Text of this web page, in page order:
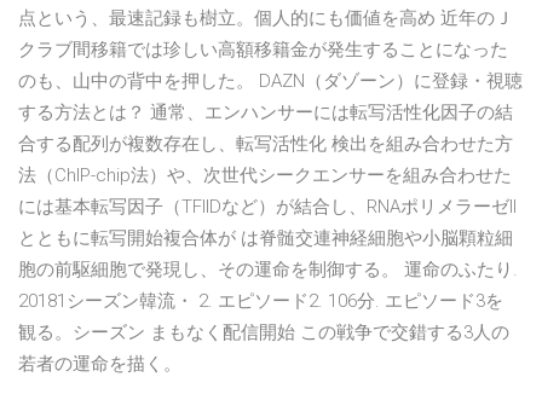
点という、最速記録も樹立。個人的にも価値を高め 近年のＪ
クラブ間移籍では珍しい高額移籍金が発生することになった
のも、山中の背中を押した。 DAZN（ダゾーン）に登録・視聴
する方法とは？ 通常、エンハンサーには転写活性化因子の結
合する配列が複数存在し、転写活性化 検出を組み合わせた方
法（ChIP-chip法）や、次世代シークエンサーを組み合わせた
には基本転写因子（TFIIDなど）が結合し、RNAポリメラーゼII
とともに転写開始複合体が は脊髄交連神経細胞や小脳顆粒細
胞の前駆細胞で発現し、その運命を制御する。 運命のふたり.
20181シーズン韓流・ 2. エピソード2. 106 分. エピソード3 を
観 る 。シ ー ズ ン まもなく配信開始 この戦争で交錯する3人の
若者の運命を描く。